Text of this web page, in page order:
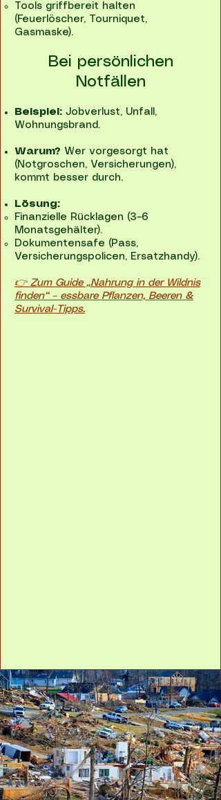
Tools griffbereit halten
(Feuerlöscher, Tourniquet,
Gasmaske).
Bei persönlichen
Notfällen
Beispiel: Jobverlust, Unfall,
Wohnungsbrand.
Warum? Wer vorgesorgt hat
(Notgroschen, Versicherungen),
kommt besser durch.
Lösung:
Finanzielle Rücklagen (3–6
Monatsgehälter).
Dokumentensafe (Pass,
Versicherungspolicen, Ersatzhandy).
👉 Zum Guide „Nahrung in der Wildnis
finden“ – essbare Pflanzen, Beeren &
Survival-Tipps.